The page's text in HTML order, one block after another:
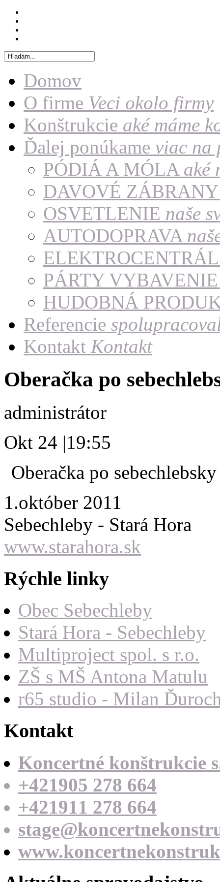
Domov
O firme Veci okolo firmy
Konštrukcie aké máme
Ďalej ponúkame viac na
PÓDIÁ A MÓLA aké
DAVOVÉ
OSVETLENIE naše
AUTODOPRAVA
PÁRTY
HUDOBNÁ
Referencie
Kontakt Kontakt
Oberačka po
administrátor
Okt 24 |19:55
Oberačka po
1.október 2011
Sebechleby - Stará Hora
www.starahora.sk
Rýchle linky
Obec Sebechleby
Stará Hora - Sebechleby
Multiproject spol. s r.o.
ZŠ s MŠ Antona Matulu
r65 studio - Milan
Kontakt
Koncertné konštrukcie
+421905 278 664
+421911 278 664